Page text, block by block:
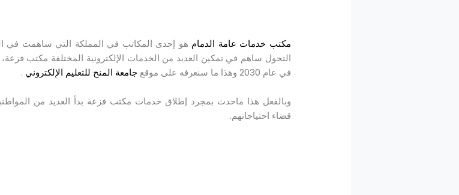
مكتب خدمات عامة الدمام هو إحدى المكاتب في المملكة التي ساهمت في
التحول ساهم في تمكين العديد من الخدمات الإلكترونية المختلفة مكتب
في عام 2030 وهذا ما سنعرفه على موقع
جامعة المنح للتعليم الإلكتروني .
وبالفعل هذا ماحدث بمجرد إطلاق خدمات مكتب فزعة بدأ العديد من
قضاء احتياجاتهم.